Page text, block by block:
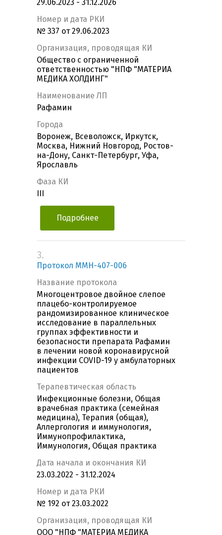
29.06.2023 - 31.12.2026
Номер и дата РКИ
№ 337 от 29.06.2023
Организация, проводящая КИ
Общество с ограниченной
ответственностью "НПФ "МАТЕРИА
МЕДИКА ХОЛДИНГ"
Наименование ЛП
Рафамин
Города
Воронеж, Всеволожск, Иркутск,
Москва, Нижний Новгород, Ростов-
на-Дону, Санкт-Петербург, Уфа,
Ярославль
Фаза КИ
Подробнее
3.
Протокол MMH-407-006
Название протокола
Многоцентровое двойное слепое
плацебо-контролируемое
рандомизированное клиническое
исследование в параллельных
группах эффективности и
безопасности препарата Рафамин
в лечении новой коронавирусной
инфекции COVID-19 у амбулаторных
пациентов
Терапевтическая область
Инфекционные болезни, Общая
врачебная практика (семейная
медицина), Терапия (общая),
Аллергология и иммунология,
Иммунопрофилактика,
Иммунология, Общая практика
Дата начала и окончания КИ
23.03.2022 - 31.12.2024
Номер и дата РКИ
№ 192 от 23.03.2022
Организация, проводящая КИ
ООО "НПФ "МАТЕРИА МЕДИКА